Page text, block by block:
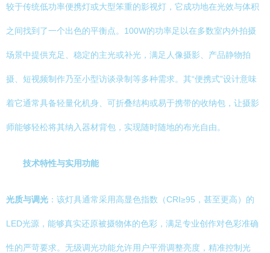
较于传统低功率便携灯或大型笨重的影视灯，它成功地在光效与体积
之间找到了一个出色的平衡点。100W的功率足以在多数室内外拍摄
场景中提供充足、稳定的主光或补光，满足人像摄影、产品静物拍
摄、短视频制作乃至小型访谈录制等多种需求。其“便携式”设计意味
着它通常具备轻量化机身、可折叠结构或易于携带的收纳包，让摄影
师能够轻松将其纳入器材背包，实现随时随地的布光自由。
技术特性与实用功能
光质与调光 ：该灯具通常采用高显色指数（CRI≥95，甚至更高）的
LED光源，能够真实还原被摄物体的色彩，满足专业创作对色彩准确
性的严苛要求。无级调光功能允许用户平滑调整亮度，精准控制光